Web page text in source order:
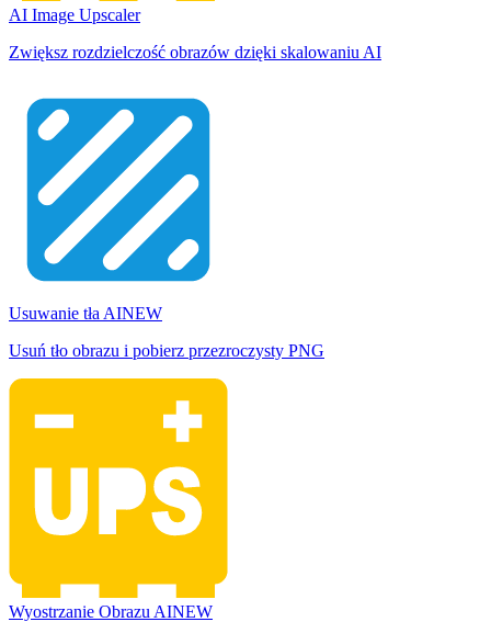
AI Image Upscaler
Zwiększ rozdzielczość obrazów dzięki skalowaniu AI
Usuwanie tła AINEW
Usuń tło obrazu i pobierz przezroczysty PNG
Wyostrzanie Obrazu AINEW